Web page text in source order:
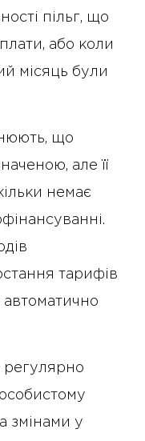
пільг, що
або коли
місяць були
що
але її
немає
тарифів
регулярно
змінами у